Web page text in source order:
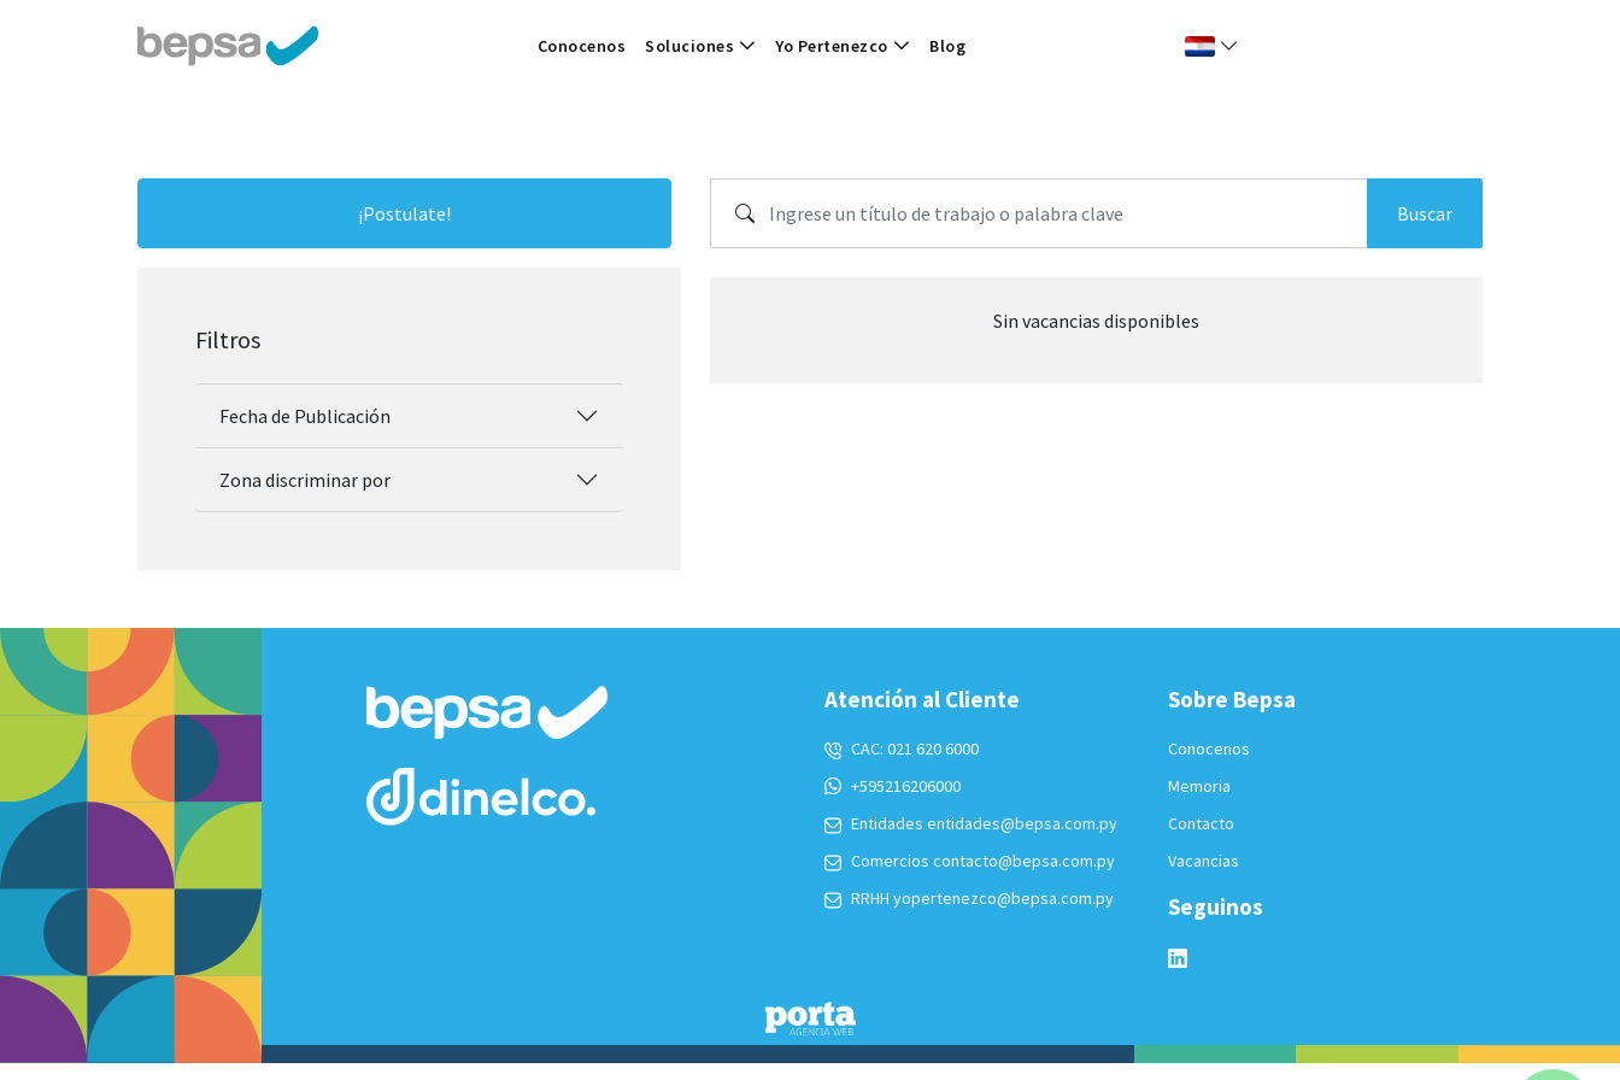
Conocenos Soluciones Yo Pertenezco Blog
¡Postulate!
Filtros
Fecha de Publicación
Zona discriminar por
Buscar
Sin vacancias disponibles
Atención al Cliente
CAC: 021 620 6000
+595216206000
Entidades entidades@bepsa.com.py
Comercios contacto@bepsa.com.py
RRHH yopertenezco@bepsa.com.py
Sobre Bepsa
Conocenos
Memoria
Contacto
Vacancias
Seguinos